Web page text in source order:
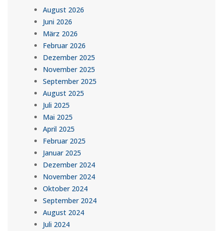
August 2026
Juni 2026
März 2026
Februar 2026
Dezember 2025
November 2025
September 2025
August 2025
Juli 2025
Mai 2025
April 2025
Februar 2025
Januar 2025
Dezember 2024
November 2024
Oktober 2024
September 2024
August 2024
Juli 2024